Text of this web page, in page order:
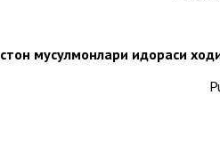
мусулмонлари идораси